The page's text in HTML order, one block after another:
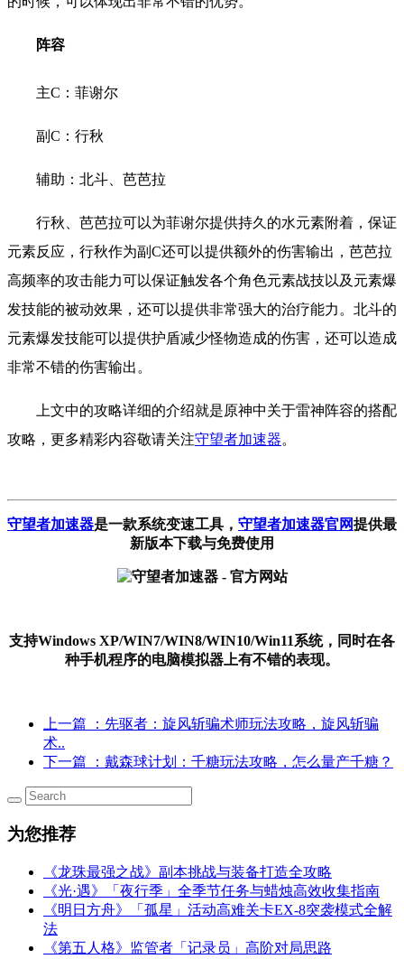
阵容
主C：菲谢尔
副C：行秋
辅助：北斗、芭芭拉
行秋、芭芭拉可以为菲谢尔提供持久的水元素附着，保证
元素反应，行秋作为副C还可以提供额外的伤害输出，芭芭拉
高频率的攻击能力可以保证触发各个角色元素战技以及元素爆
发技能的被动效果，还可以提供非常强大的治疗能力。北斗的
元素爆发技能可以提供护盾减少怪物造成的伤害，还可以造成
非常不错的伤害输出。
上文中的攻略详细的介绍就是原神中关于雷神阵容的搭配
攻略，更多精彩内容敬请关注守望者加速器。
守望者加速器是一款系统变速工具 ， 守望者加速器官网提供最
新版本下载与免费使用
支持Windows XP/WIN7/WIN8/WIN10/Win11系统，同时在各
种手机程序的电脑模拟器上有不错的表现。
上一篇
：先驱者：旋风斩骗术师玩法攻略，旋风斩骗
术..
下一篇
：戴森球计划：千糖玩法攻略，怎么量产千糖？
为您推荐
《龙珠最强之战》副本挑战与装备打造全攻略
《光·遇》「夜行季」全季节任务与蜡烛高效收集指南
《明日方舟》「孤星」活动高难关卡EX-8突袭模式全解
法
《第五人格》监管者「记录员」高阶对局思路